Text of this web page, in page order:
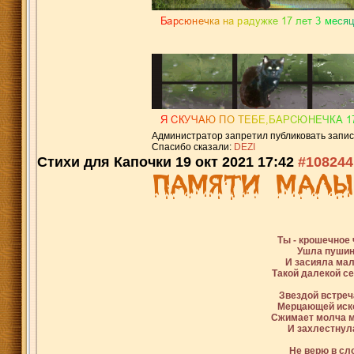
Администратор запретил публиковать
Спасибо сказали: DEZI
Стихи для Капочки 19 окт 2021 17:42 #108244
Ты - крошечное
Ушла
И засияла
Такой далекой
Звездой
Мерцающей
Сжимает молча
И
Не верю в